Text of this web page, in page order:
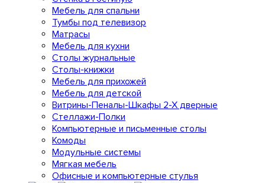
Мебель для спальни
Тумбы под телевизор
Матрасы
Мебель для кухни
Столы журнальные
Столы-книжки
Мебель для прихожей
Мебель для детской
Витрины-Пеналы-Шкафы 2-Х дверные
Стеллажи-Полки
Компьютерные и письменные столы
Комоды
Модульные системы
Мягкая мебель
Офисные и компьютерные стулья